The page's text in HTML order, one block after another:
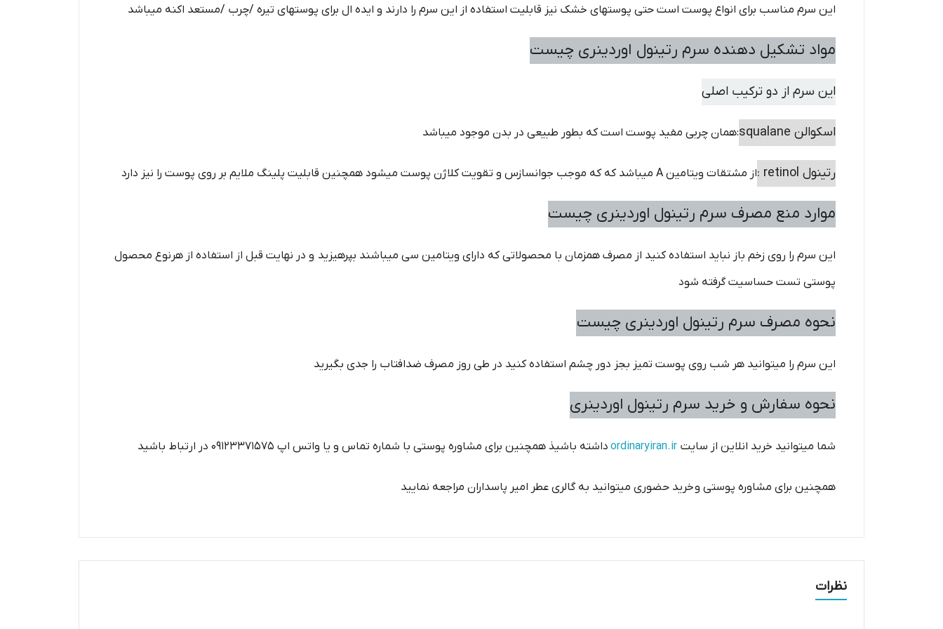
این سرم مناسب برای انواع پوست است حتی پوستهای خشک نیز قابلیت استفاده از این سرم را دارند و ایده ال برای پوستهای تیره /چرب /مستعد اکنه میباشد
مواد تشکیل دهنده سرم رتینول اوردینری چیست
این سرم از دو ترکیب اصلی
اسکوالن squalane :همان چربی مفید پوست است که بطور طبیعی در بدن موجود میباشد
رتینول retinol : از مشتقات ویتامین A میباشد که که موجب جوانسازس و تقویت کلاژن پوست میشود همچنین قابلیت پلینگ ملایم بر روی پوست را نیز دارد
موارد منع مصرف سرم رتینول اوردینری چیست
این سرم را روی زخم باز نباید استفاده کنید از مصرف همزمان با محصولاتی که دارای ویتامین سی میباشند بپرهیزید و در نهایت قبل از استفاده از هرنوع محصول
پوستی تست حساسیت گرفته شود
نحوه مصرف سرم رتینول اوردینری چیست
این سرم را میتوانید هر شب روی پوست تمیز بجز دور چشم استفاده کنید در طی روز مصرف ضدافتاب را جدی بگیرید
نحوه سفارش و خرید سرم رتینول اوردینری
شما میتوانید خرید انلاین از سایت داشته باشیذ همچنین برای مشاوره پوستی با شماره تماس و یا واتس اپ 09123371575 در ارتباط باشید
همچنین برای مشاوره پوستی و خرید حضوری میتوانید به گالری عطر امیر پاسداران مراجعه نمایید
نظرات